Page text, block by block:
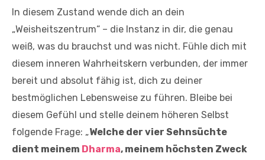
In diesem Zustand wende dich an dein
„Weisheitszentrum“ – die Instanz in dir, die genau
weiß, was du brauchst und was nicht. Fühle dich mit
diesem inneren Wahrheitskern verbunden, der immer
bereit und absolut fähig ist, dich zu deiner
bestmöglichen Lebensweise zu führen. Bleibe bei
diesem Gefühl und stelle deinem höheren Selbst
folgende Frage: „Welche der vier Sehnsüchte
dient meinem Dharma, meinem höchsten Zweck